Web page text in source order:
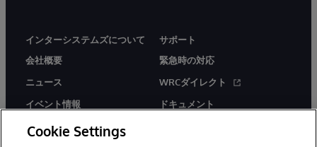
インターシステムズについて
会社概要
ニュース
イベント情報
採用情報
サポート
緊急時の対応
WRCダイレクト
ドキュメント
Cookie Settings